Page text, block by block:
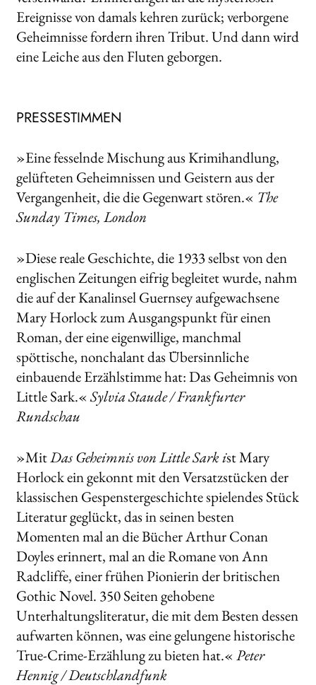
Ereignisse von damals kehren zurück; verborgene
Geheimnisse fordern ihren Tribut. Und dann wird
eine Leiche aus den Fluten geborgen.
PRESSESTIMMEN
»Eine fesselnde Mischung aus Krimihandlung,
gelüfteten Geheimnissen und Geistern aus der
Vergangenheit, die die Gegenwart stören.« The
Sunday Times, London
»Diese reale Geschichte, die 1933 selbst von den
englischen Zeitungen eifrig begleitet wurde, nahm
die auf der Kanalinsel Guernsey aufgewachsene
Mary Horlock zum Ausgangspunkt für einen
Roman, der eine eigenwillige, manchmal
spöttische, nonchalant das Übersinnliche
einbauende Erzählstimme hat: Das Geheimnis von
Little Sark.«Sylvia Staude / Frankfurter
Rundschau
»MitDas Geheimnis von Little Sark ist Mary
Horlock ein gekonnt mit den Versatzstücken der
klassischen Gespenstergeschichte spielendes Stück
Literatur geglückt, das in seinen besten
Momenten mal an die Bücher Arthur Conan
Doyles erinnert, mal an die Romane von Ann
Radcliffe, einer frühen Pionierin der britischen
Gothic Novel. 350 Seiten gehobene
Unterhaltungsliteratur, die mit dem Besten dessen
aufwarten können, was eine gelungene historische
True-Crime-Erzählung zu bieten hat.« Peter
Hennig / Deutschlandfunk